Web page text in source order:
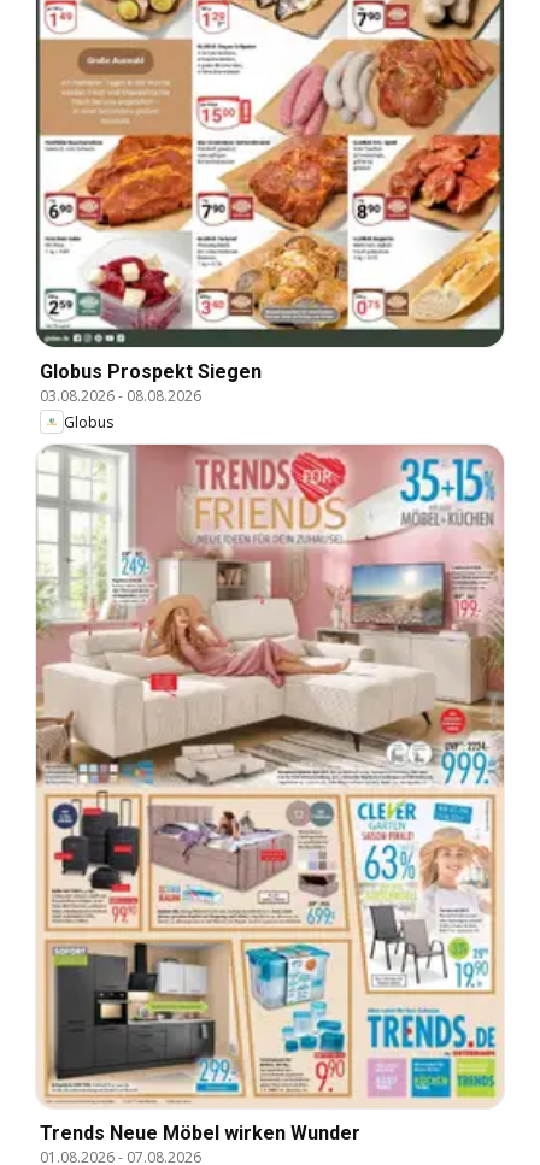
Globus Prospekt Siegen
03.08.2026- 08.08.2026
Globus
Trends Neue Möbel wirken Wunder
01.08.2026- 07.08.2026